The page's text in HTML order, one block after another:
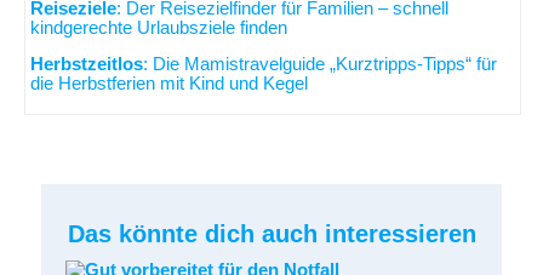
Reiseziele: Der Reisezielfinder für Familien – schnell
kindgerechte Urlaubsziele finden
Herbstzeitlos: Die Mamistravelguide „Kurztripps-Tipps“ für
die Herbstferien mit Kind und Kegel
Das könnte dich auch interessieren